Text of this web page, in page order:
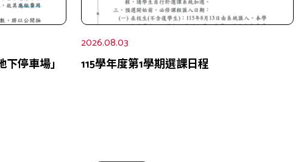
停車場」
2026.08.03
115學年度第1學期選課日程